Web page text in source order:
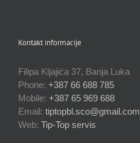
Kontakt informacije
Filipa Kljajića 37, Banja Luka
Phone: +387 66 688 785
Mobile: +387 65 969 688
Email: tiptopbl.sco@gmail.com
Web: Tip-Top servis